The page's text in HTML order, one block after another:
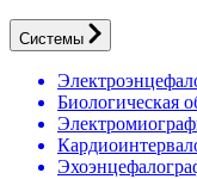
Системы
Биологическая